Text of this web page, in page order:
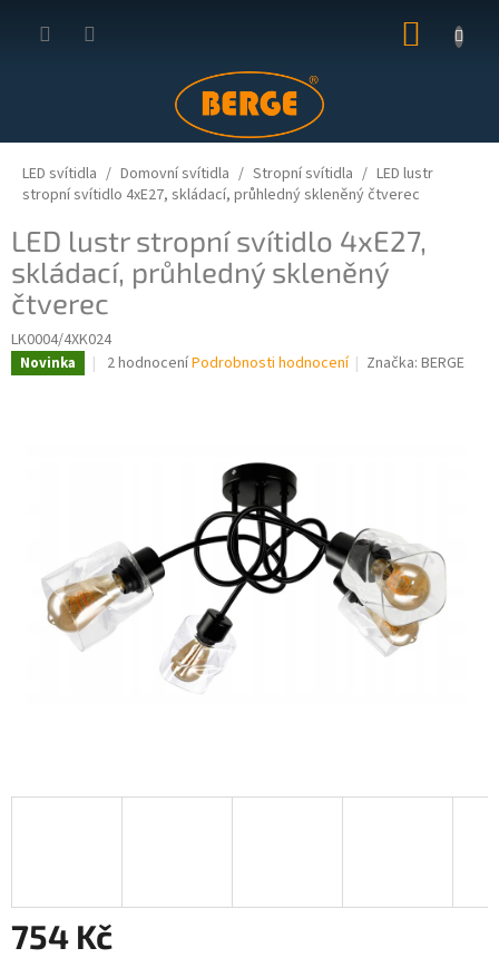
KOŠÍK
LED svítidla Domovní svítidla Stropní svítidla
LED lustr
stropní svítidlo 4xE27, skládací, průhledný skleněný čtverec
LED lustr stropní svítidlo 4xE27,
skládací, průhledný skleněný
čtverec
LK0004/4XK024
Novinka
Průměrné
2 hodnoceníPodrobnosti hodnocení Značka:BERGE
754 Kč